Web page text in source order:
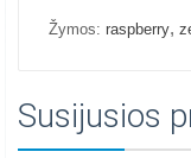
Žymos: raspberry,
Susijusios